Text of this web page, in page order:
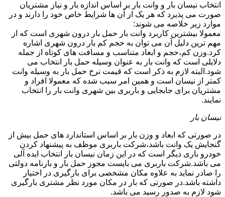
انتخاب نیسان بار و وانت بار بر اساس اندازه بار و نیاز مشتریان
صورت می پذیرد که هر یک از آن ها شرایط خاص خود را دارند و در
موارد زیر خلاصه می شوند:
معمولا بیشترین کاربرد وانت بار حمل بار درون شهری است که از
مهم ترین دلیل آن می توان به حجم کم بار درون شهری اشاره
کرد.وزن کم،حجم و ابعاد متناسب و مسافت های کوتاه از جمله
دلایلی است که وانت بار به عنوان وسیله حمل بار انتخاب می
شود.البته لازم به ذکر است که قیمت نرخ حمل بار به وسیله وانت
کمتر از نیسان است و همین امر سبب شده که معمولا افراد و
مشتریان برای جابجایی و باربری بین شهری وانت بار را انتخاب
نمایند.
نیسان بار
در صورتی که ابعاد و وزن بار بر اساس استاندارد های حمل بیش از
گنجایش یک وانت باشد،شرکت باربری موظف به پیشنهاد کردن
خودرو باری دیگر است که در این زمان نیسان بار انتخاب ایده آلی
می باشد.شرکت باربری می بایست مجوز حمل بار و بارنامه دولتی
را صادر نماید به علاوه مکان مشخصی برای بارگیری در اختیار
داشته باشد.در صورتی که بار در مکان مورد نظر مشتری بارگیری
شود لازم به صدور رسید می باشد.